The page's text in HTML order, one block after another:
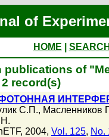
of
HOME
publications of
record(s)
С.П., Масленников
2004, Vol. 125, No.